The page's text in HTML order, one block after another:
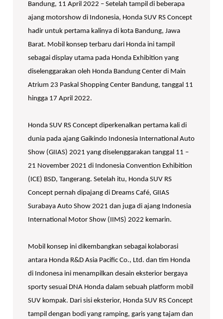
Bandung, 11 April 2022 – Setelah tampil di beberapa
ajang motorshow di Indonesia, Honda SUV RS Concept
hadir untuk pertama kalinya di kota Bandung, Jawa
Barat. Mobil konsep terbaru dari Honda ini tampil
sebagai display utama pada Honda Exhibition yang
diselenggarakan oleh Honda Bandung Center di Main
Atrium 23 Paskal Shopping Center Bandung, tanggal 11
hingga 17 April 2022.
Honda SUV RS Concept diperkenalkan pertama kali di
dunia pada ajang Gaikindo Indonesia International Auto
Show (GIIAS) 2021 yang diselenggarakan tanggal 11 –
21 November 2021 di Indonesia Convention Exhibition
(ICE) BSD, Tangerang. Setelah itu, Honda SUV RS
Concept pernah dipajang di Dreams Café, GIIAS
Surabaya Auto Show 2021 dan juga di ajang Indonesia
International Motor Show (IIMS) 2022 kemarin.
Mobil konsep ini dikembangkan sebagai kolaborasi
antara Honda R&D Asia Pacific Co., Ltd. dan tim Honda
di Indonesa ini menampilkan desain eksterior bergaya
sporty sesuai DNA Honda dalam sebuah platform mobil
SUV kompak. Dari sisi eksterior, Honda SUV RS Concept
tampil dengan bodi yang ramping, garis yang tajam dan